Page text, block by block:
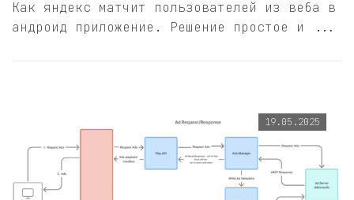
Как яндекс матчит пользователей из веба в
андроид приложение. Решение простое и ...
19.05.2025